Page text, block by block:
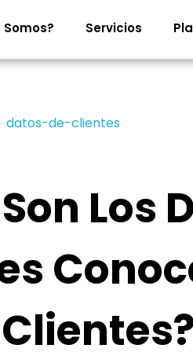
Somos? Servicios
Los